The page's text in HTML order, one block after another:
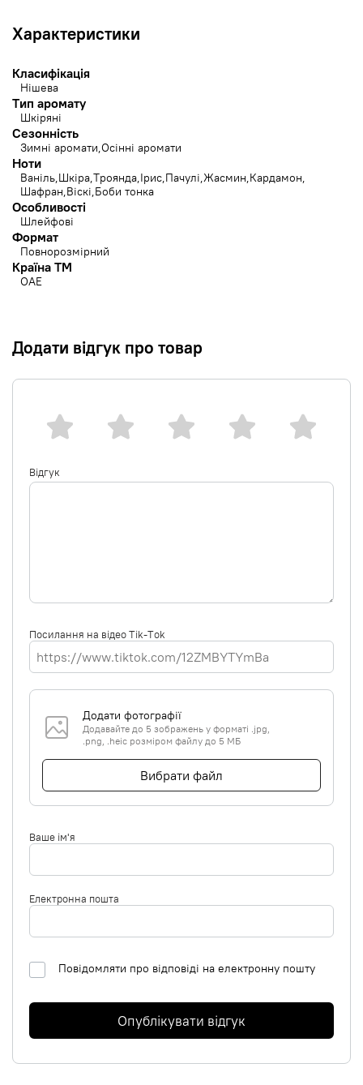
Характеристики
Класифікація
Нішева
Тип аромату
Шкіряні
Сезонність
Зимні аромати Осінні аромати
Ноти
Ваніль Шкіра Троянда Ірис Пачулі Жасмин Кардамон
Шафран Віскі Боби тонка
Особливості
Шлейфові
Формат
Повнорозмірний
Країна ТМ
ОАЕ
Додати відгук про товар
Відгук
Посилання на відео Tik-Tok
Додати фотографії
Додавайте до 5 зображень у форматі .jpg,
.png, .heic розміром файлу до 5 МБ
Вибрати файл
Ваше ім'я
Електронна пошта
Повідомляти про відповіді на електронну пошту
Опублікувати відгук